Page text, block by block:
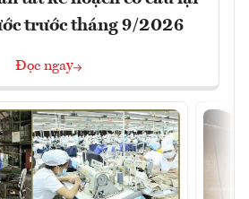
trước tháng 9/2026
Đọc ngay